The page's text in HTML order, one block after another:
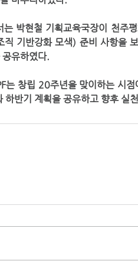
직 기반강화 모색) 준비 사항을
유하였다.
하반기 계획을 공유하고 향후 실